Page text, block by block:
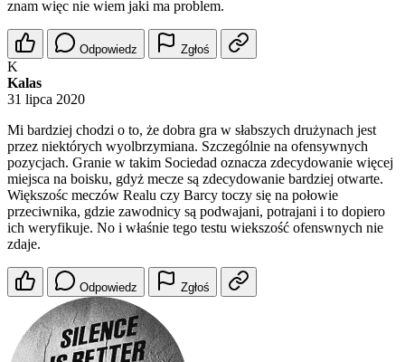
znam więc nie wiem jaki ma problem.
Odpowiedz Zgłoś
K
Kalas
31 lipca 2020
Mi bardziej chodzi o to, że dobra gra w słabszych drużynach jest
przez niektórych wyolbrzymiana. Szczególnie na ofensywnych
pozycjach. Granie w takim Sociedad oznacza zdecydowanie więcej
miejsca na boisku, gdyż mecze są zdecydowanie bardziej otwarte.
Większośc meczów Realu czy Barcy toczy się na połowie
przeciwnika, gdzie zawodnicy są podwajani, potrajani i to dopiero
ich weryfikuje. No i właśnie tego testu wiekszość ofenswnych nie
zdaje.
Odpowiedz Zgłoś